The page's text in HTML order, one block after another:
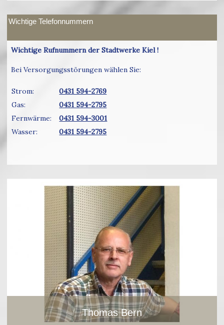
Wichtige Telefonnummern
Wichtige Rufnummern der Stadtwerke Kiel !
Bei Versorgungsstörungen wählen Sie:
Strom:
0431 594-2769
Gas:
0431 594-2795
Fernwärme:
0431 594-3001
Wasser:
0431 594-2795
Thomas Bern
Thomas Bern
Bild vergrößern